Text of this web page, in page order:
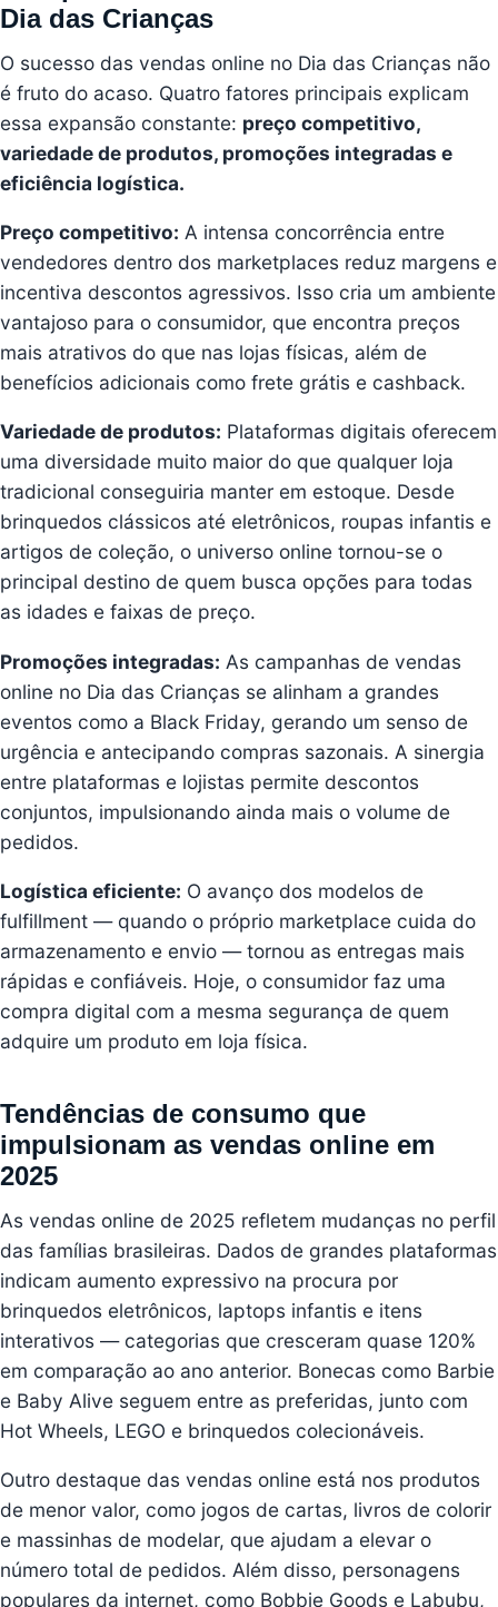
Dia das Crianças
O sucesso das vendas online no Dia das Crianças não
é fruto do acaso. Quatro fatores principais explicam
essa expansão constante: preço competitivo,
variedade de produtos, promoções integradas e
eficiência logística.
Preço competitivo: A intensa concorrência entre
vendedores dentro dos marketplaces reduz margens e
incentiva descontos agressivos. Isso cria um ambiente
vantajoso para o consumidor, que encontra preços
mais atrativos do que nas lojas físicas, além de
benefícios adicionais como frete grátis e cashback.
Variedade de produtos: Plataformas digitais oferecem
uma diversidade muito maior do que qualquer loja
tradicional conseguiria manter em estoque. Desde
brinquedos clássicos até eletrônicos, roupas infantis e
artigos de coleção, o universo online tornou-se o
principal destino de quem busca opções para todas
as idades e faixas de preço.
Promoções integradas: As campanhas de vendas
online no Dia das Crianças se alinham a grandes
eventos como a Black Friday, gerando um senso de
urgência e antecipando compras sazonais. A sinergia
entre plataformas e lojistas permite descontos
conjuntos, impulsionando ainda mais o volume de
pedidos.
Logística eficiente: O avanço dos modelos de
fulfillment — quando o próprio marketplace cuida do
armazenamento e envio — tornou as entregas mais
rápidas e confiáveis. Hoje, o consumidor faz uma
compra digital com a mesma segurança de quem
adquire um produto em loja física.
Tendências de consumo que
impulsionam as vendas online em
2025
As vendas online de 2025 refletem mudanças no perfil
das famílias brasileiras. Dados de grandes plataformas
indicam aumento expressivo na procura por
brinquedos eletrônicos, laptops infantis e itens
interativos — categorias que cresceram quase 120%
em comparação ao ano anterior. Bonecas como Barbie
e Baby Alive seguem entre as preferidas, junto com
Hot Wheels, LEGO e brinquedos colecionáveis.
Outro destaque das vendas online está nos produtos
de menor valor, como jogos de cartas, livros de colorir
e massinhas de modelar, que ajudam a elevar o
número total de pedidos. Além disso, personagens
populares da internet, como Bobbie Goods e Labubu,